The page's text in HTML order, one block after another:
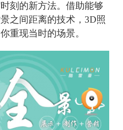
刻的新方法。借助能够
之间距离的技术，3D照
重现当时的场景。